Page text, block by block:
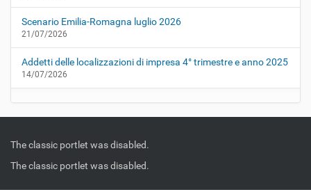
Scenario Emilia-Romagna luglio 2026
21/07/2026
Addetti delle localizzazioni di impresa 4° trimestre e anno 2025
14/07/2026
The classic portlet was disabled.
The classic portlet was disabled.